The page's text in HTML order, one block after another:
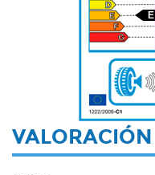
E
VALORACIÓN